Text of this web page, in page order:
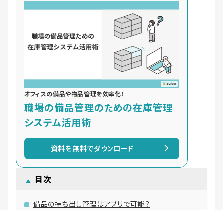
オフィスの備品や物品管理を効率化！
職場の備品管理のための在庫管理
システム活用術
資料を無料でダウンロード
目次
備品の持ち出し管理はアプリで可能？